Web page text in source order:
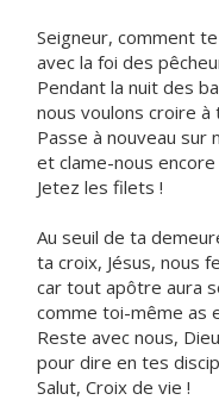
Seigneur, comment
avec la foi des
Pendant la nuit des
nous voulons croire à
Passe à nouveau sur
et clame-nous encore
Jetez les filets !
Au seuil de ta
ta croix, Jésus, nous
car tout apôtre aura
comme toi-même as
Reste avec nous,
pour dire en tes
Salut, Croix de vie !